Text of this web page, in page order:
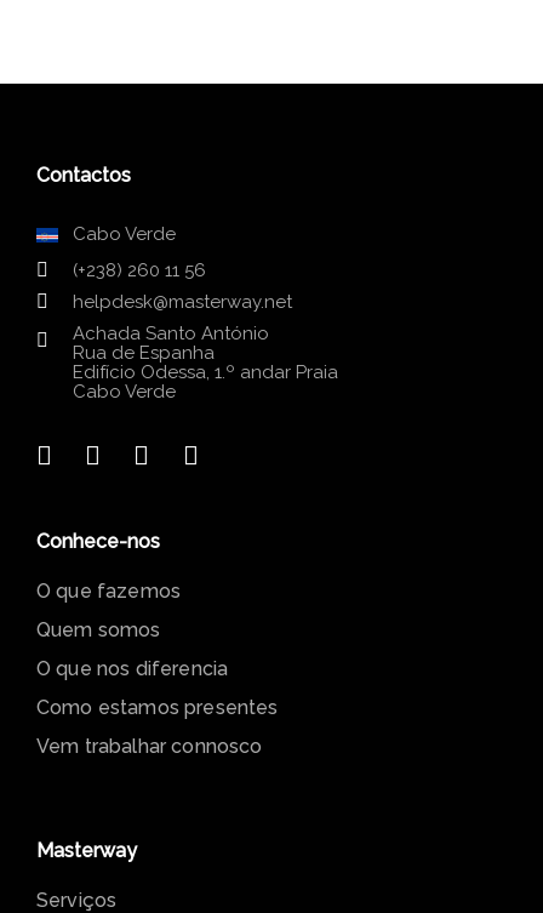
Contactos
Cabo Verde
(+238) 260 11 56
helpdesk@masterway.net
Achada Santo António
Rua de Espanha
Edifício Odessa, 1.º andar Praia
Cabo Verde
Conhece-nos
O que fazemos
Quem somos
O que nos diferencia
Como estamos presentes
Vem trabalhar connosco
Masterway
Serviços